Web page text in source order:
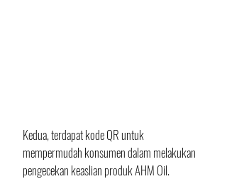
Kedua, terdapat kode QR untuk
mempermudah konsumen dalam melakukan
pengecekan keaslian produk AHM Oil.